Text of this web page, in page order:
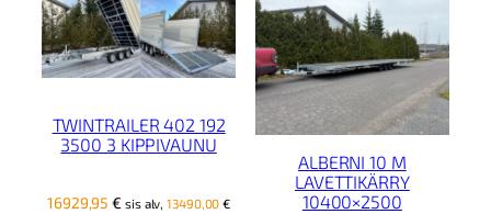
TWINTRAILER 402 192
3500 3 KIPPIVAUNU
16929,95€ sis alv,13490,00€
ALBERNI 10 M
LAVETTIKÄRRY
10400×2500